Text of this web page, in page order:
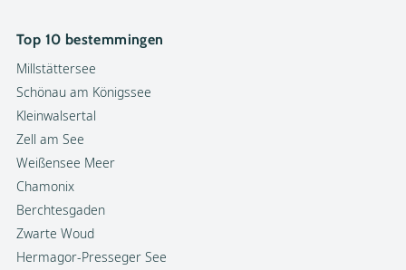
Top 10 bestemmingen
Millstättersee
Schönau am Königssee
Kleinwalsertal
Zell am See
Weißensee Meer
Chamonix
Berchtesgaden
Zwarte Woud
Hermagor-Presseger See